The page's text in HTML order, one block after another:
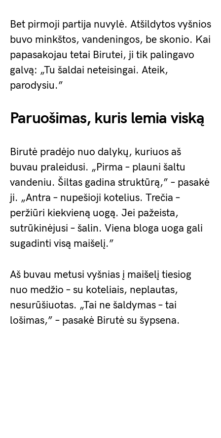
Bet pirmoji partija nuvylė. Atšildytos vyšnios
buvo minkštos, vandeningos, be skonio. Kai
papasakojau tetai Birutei, ji tik palingavo
galvą: „Tu šaldai neteisingai. Ateik,
parodysiu.”
Paruošimas, kuris lemia viską
Birutė pradėjo nuo dalykų, kuriuos aš
buvau praleidusi. „Pirma – plauni šaltu
vandeniu. Šiltas gadina struktūrą,” – pasakė
ji. „Antra – nupešioji kotelius. Trečia –
peržiūri kiekvieną uogą. Jei pažeista,
sutrūkinėjusi – šalin. Viena bloga uoga gali
sugadinti visą maišelį.”
Aš buvau metusi vyšnias į maišelį tiesiog
nuo medžio – su koteliais, neplautas,
nesurūšiuotas. „Tai ne šaldymas – tai
lošimas,” – pasakė Birutė su šypsena.